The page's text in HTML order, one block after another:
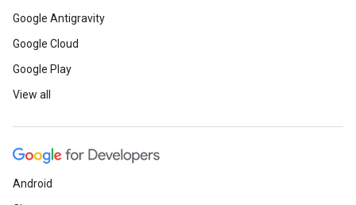
Google Antigravity
Google Cloud
Google Play
View all
Android